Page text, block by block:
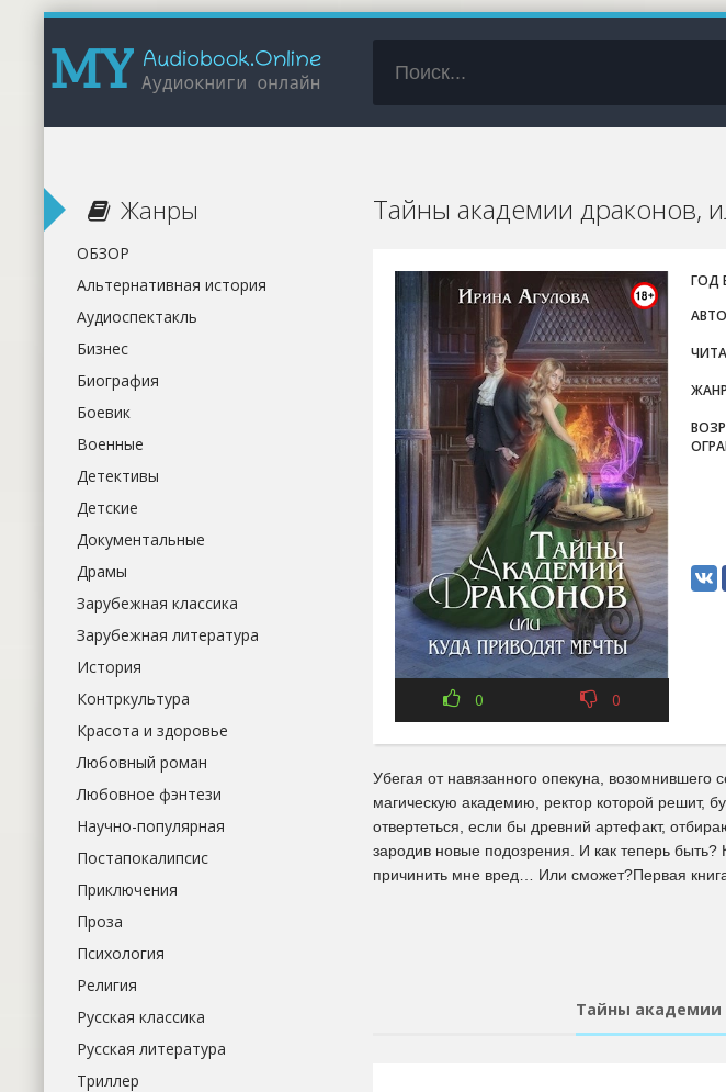
Тайны академии драконов,
0 0
ГОД
Убегая от навязанного опекуна,
магическую академию, ректор которой решит,
отвертеться, если бы древний артефакт,
зародив новые подозрения. И как теперь
причинить мне вред… Или сможет?Первая
Тайны академии
Жанры
ОБЗОР
Альтернативная история
Аудиоспектакль
Бизнес
Биография
Боевик
Военные
Детективы
Детские
Документальные
Драмы
Зарубежная классика
Зарубежная литература
История
Контркультура
Красота и здоровье
Любовный роман
Любовное фэнтези
Научно-популярная
Постапокалипсис
Приключения
Проза
Психология
Религия
Русская классика
Русская литература
Триллер